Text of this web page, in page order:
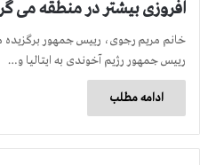
افروزی بیشتر در منطقه می
خانم مریم رجوی، رییس جمهور برگزیده
رییس جمهور رژیم آخوندی به ایتالیا و…
ادامه مطلب